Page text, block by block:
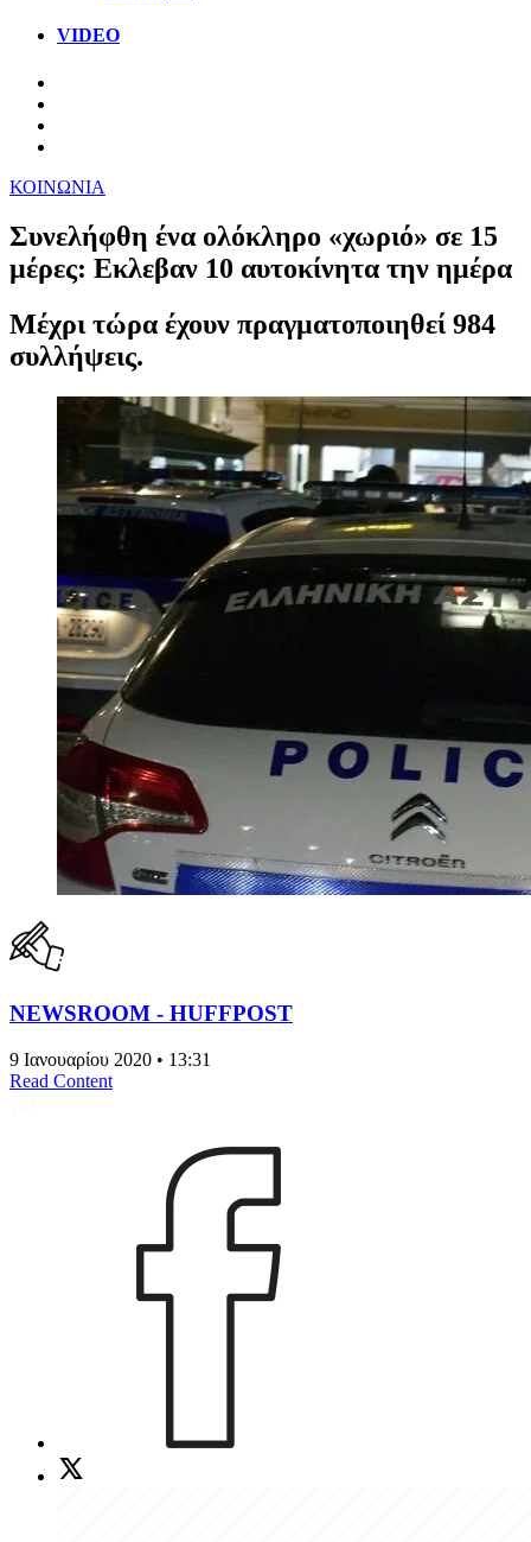
VIDEO
ΚΟΙΝΩΝΙΑ
Συνελήφθη ένα ολόκληρο «χωριό» σε 15
μέρες: Εκλεβαν 10 αυτοκίνητα την ημέρα
Μέχρι τώρα έχουν πραγματοποιηθεί 984
συλλήψεις.
NEWSROOM - HUFFPOST
9 Ιανουαρίου 2020 • 13:31
Read Content